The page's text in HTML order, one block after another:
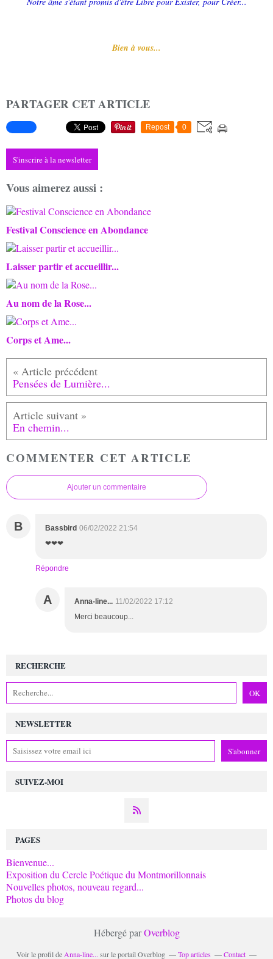
Bien à vous...
PARTAGER CET ARTICLE
Repost 0
S'inscrire à la newsletter
Vous aimerez aussi :
Festival Conscience en Abondance
Laisser partir et accueillir...
Au nom de la Rose...
Corps et Ame...
Pensées de Lumière...
En chemin...
COMMENTER CET ARTICLE
Ajouter un commentaire
B Bassbird 06/02/2022 21:54
❤❤❤
Répondre
A Anna-line... 11/02/2022 17:12
Merci beaucoup...
NEWSLETTER
SUIVEZ-MOI
RECHERCHE
PAGES
Bienvenue...
Exposition du Cercle Poétique du Montmorillonnais
Nouvelles photos, nouveau regard...
Photos du blog
Hébergé parOverblog
Voir le profil deAnna-line... sur le portail Overblog Top articles Contact